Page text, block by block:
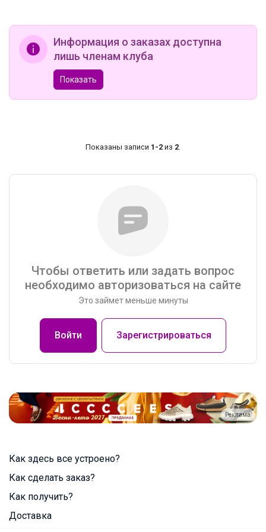
Информация о заказах доступна
лишь членам клуба
Показать
Показаны записи 1-2 из 2.
Чтобы ответить или задать вопрос
необходимо авторизоваться на сайте
Это займет меньше минуты
Войти Зарегистрироваться
Реклама
Как здесь все устроено?
Как сделать заказ?
Как получить?
Доставка